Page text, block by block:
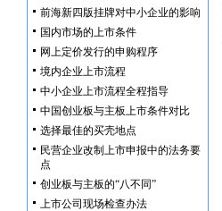
前海新四版挂牌对中小企业的影响
国内市场的上市条件
网上定价发行的申购程序
境内企业上市流程
中小企业上市流程全程指导
中国创业板与主板上市条件对比
选择最佳的买壳地点
民营企业改制上市申报中的法务要
点
创业板与主板的“八不同”
上市公司现场检查办法